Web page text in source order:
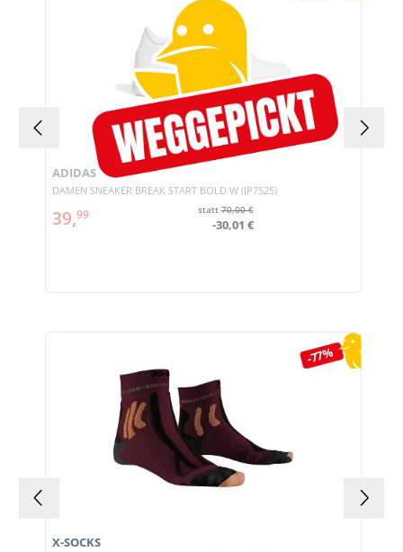
DAMEN SNEAKER BREAK START BOLD W (JP7525)
ADIDAS
39,99 statt70,00 €
-30,01 €
-77%
X-SOCKS